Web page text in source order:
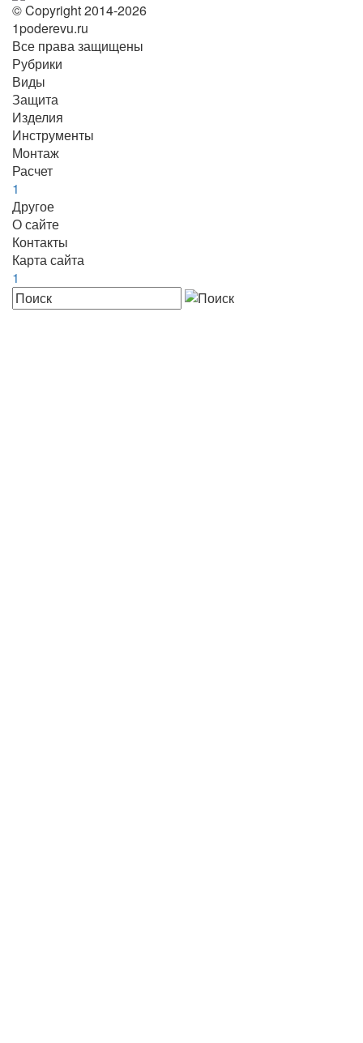
© Copyright 2014-2026
1poderevu.ru
Все права защищены
Рубрики
Виды
Защита
Изделия
Инструменты
Монтаж
Расчет
1
Другое
О сайте
Контакты
Карта сайта
1